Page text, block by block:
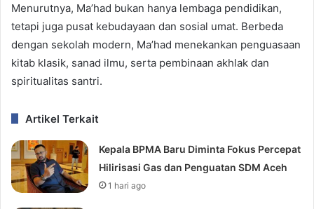
Menurutnya, Ma’had bukan hanya lembaga pendidikan,
tetapi juga pusat kebudayaan dan sosial umat. Berbeda
dengan sekolah modern, Ma’had menekankan penguasaan
kitab klasik, sanad ilmu, serta pembinaan akhlak dan
spiritualitas santri.
Artikel Terkait
Kepala BPMA Baru Diminta Fokus Percepat
Hilirisasi Gas dan Penguatan SDM Aceh
1 hari ago